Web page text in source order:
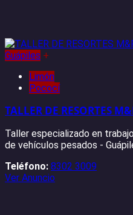
Guápiles +
Limón
Pococí
TALLER DE RESORTES
Taller especializado en
de vehículos pesados -
Teléfono: 8302 3009
Ver Anuncio